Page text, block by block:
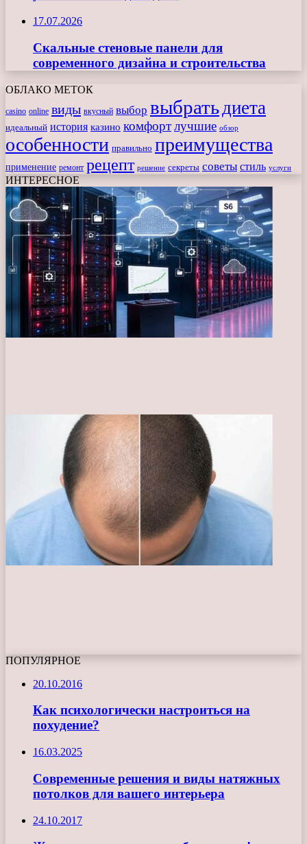
17.07.2026
Скальные стеновые панели для
современного дизайна и строительства
ОБЛАКО МЕТОК
casino online виды вкусный выбор выбрать диета
идеальный история казино комфортлучшие обзор
особенности правильно преимущества
применение ремонт рецепт решение секреты советы стиль услуги
ИНТЕРЕСНОЕ
ПОПУЛЯРНОЕ
20.10.2016
Как психологически настроиться на
похудение?
16.03.2025
Современные решения и виды натяжных
потолков для вашего интерьера
24.10.2017